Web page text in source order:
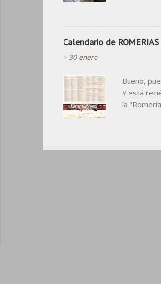
"¡Oh,
noventa
Calendario de
> 30 enero
Bueno,
Y está
la